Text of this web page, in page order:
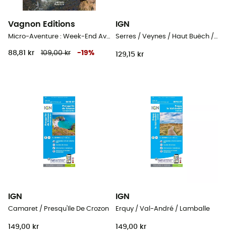
Vagnon Editions
Micro-Aventure : Week-End Aventure Peche
88,81 kr 109,00 kr -19%
IGN
Serres / Veynes / Haut Buëch / Bochaine
129,15 kr
IGN
Camaret / Presqu'Ile De Crozon
149,00 kr
IGN
Erquy / Val-André / Lamballe
149,00 kr